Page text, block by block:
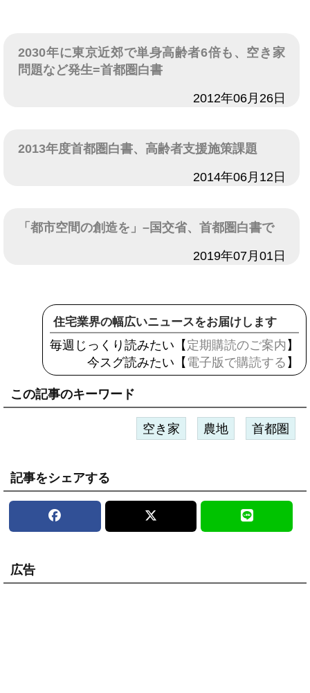
2030年に東京近郊で単身高齢者6倍も、空き家
問題など発生=首都圏白書
2012年06月26日
2013年度首都圏白書、高齢者支援施策課題
2014年06月12日
「都市空間の創造を」–国交省、首都圏白書で
2019年07月01日
住宅業界の幅広いニュースをお届けします
毎週じっくり読みたい【 定期購読のご案内 】
今スグ読みたい【 電子版で購読する 】
この記事のキーワード
空き家 農地 首都圏
記事をシェアする
広告